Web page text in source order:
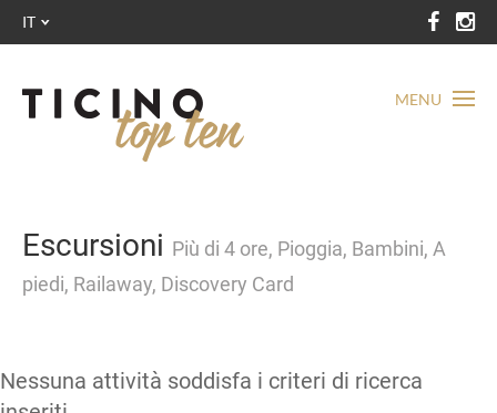
MENU
IT
Escursioni Più di 4 ore, Pioggia, Bambini, A
piedi, Railaway, Discovery Card
Nessuna attività soddisfa i criteri di ricerca